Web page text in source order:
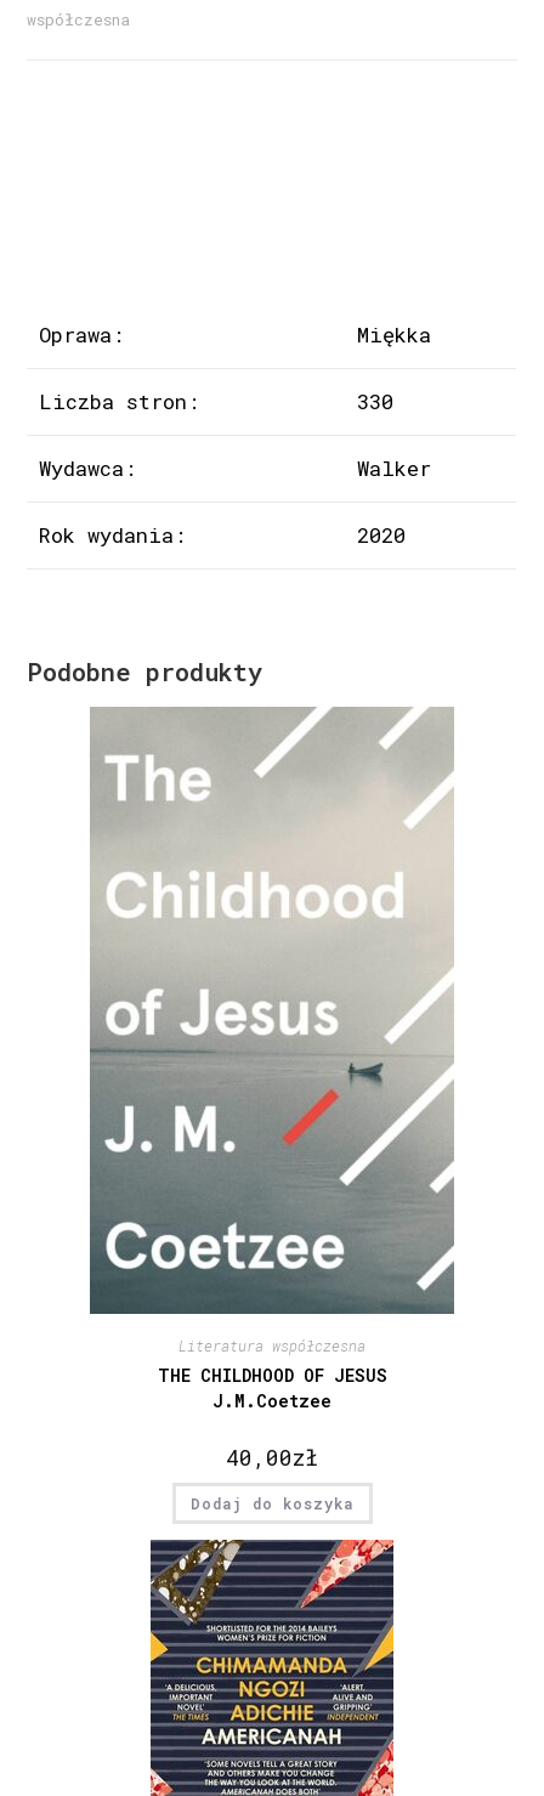
współczesna
Oprawa: Miękka
Liczba stron: 330
Wydawca: Walker
Rok wydania: 2020
Podobne produkty
Literatura współczesna
THE CHILDHOOD OF JESUS
J.M.Coetzee
40,00zł
Dodaj do koszyka